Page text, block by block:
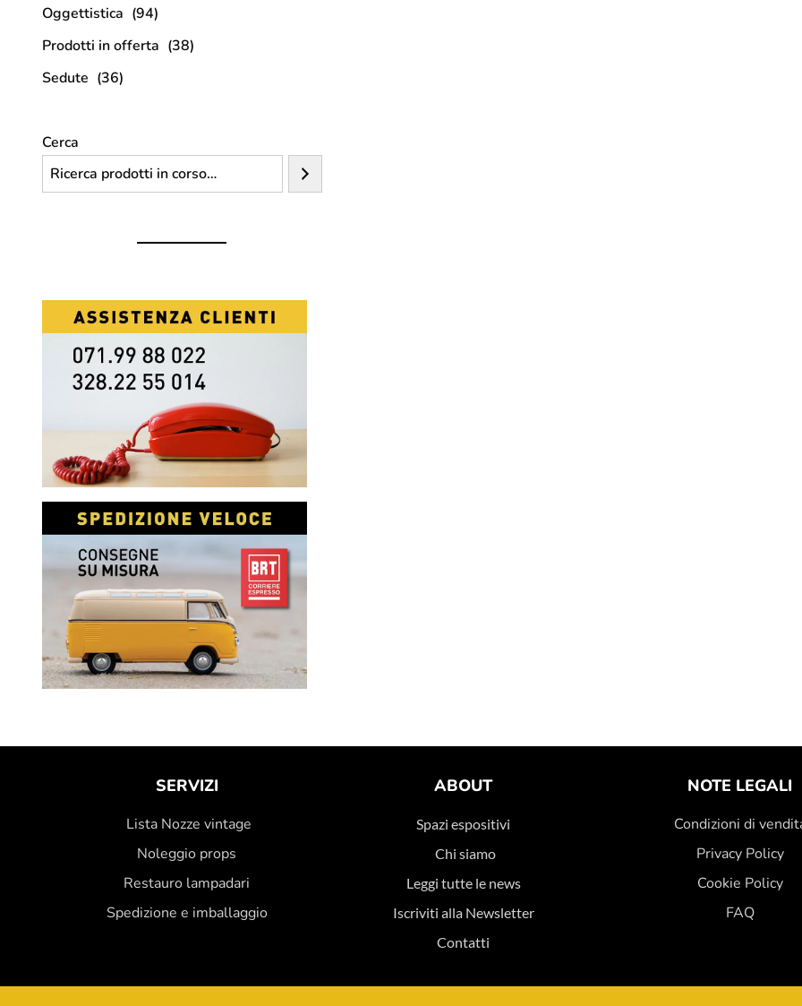
Oggettistica (94)
Prodotti in offerta (38)
Sedute (36)
Cerca
SERVIZI
Lista Nozze vintage
Noleggio props
Restauro lampadari
Spedizione e imballaggio
ABOUT
Spazi espositivi
Chi siamo
Leggi tutte le news
Iscriviti alla Newsletter
Contatti
NOTE LEGALI
Condizioni di
Privacy Policy
Cookie Policy
FAQ